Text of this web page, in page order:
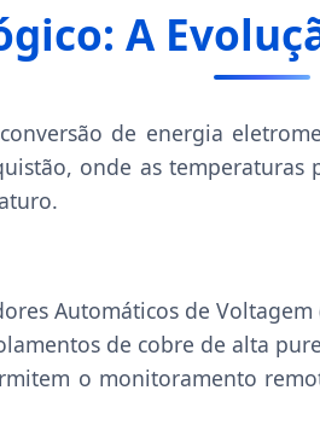
A
de energia
onde as temperaturas
Automáticos de
de cobre de alta
o monitoramento